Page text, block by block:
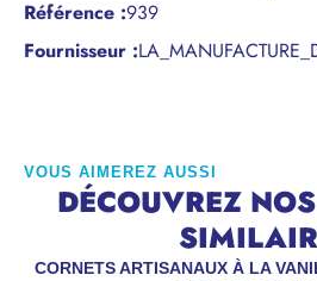
Référence :939
Fournisseur :
VOUS AIMEREZ AUSSI
DÉCOUVREZ
CORNETS ARTISANAUX À LA